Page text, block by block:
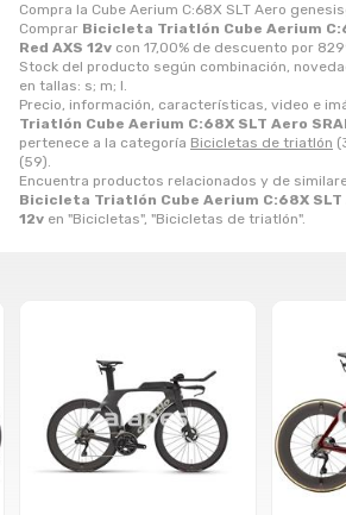
Compra la Cube Aerium C:68X SLT Aero
Comprar Bicicleta Triatlón Cube Aerium
Red AXS 12v con 17,00% de descuento por
Stock del producto según combinación,
en tallas: s; m; l.
Precio, información, características, video e
Triatlón Cube Aerium C:68X SLT Aero
pertenece a la categoría Bicicletas de triatlón
(59).
Encuentra productos relacionados y de
Bicicleta Triatlón Cube Aerium C:68X SLT
12v en "Bicicletas", "Bicicletas de triatlón".